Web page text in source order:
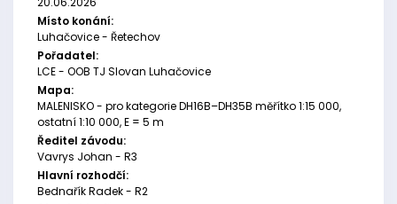
Místo konání:
Luhačovice - Řetechov
Pořadatel:
LCE - OOB TJ Slovan Luhačovice
Mapa:
MALENISKO - pro kategorie DH16B–DH35B měřítko 1:15 000,
ostatní 1:10 000, E = 5 m
Ředitel závodu:
Vavrys Johan - R3
Hlavní rozhodčí:
Bednařík Radek - R2